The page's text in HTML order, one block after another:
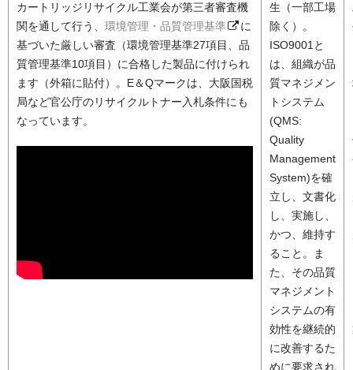
カートリッジリサイクル工業会が第三者審査機
関を通して行う、 環境管理・品質管理基準
に
基づいた厳しい審査（環境管理基準27項目、品
質管理基準10項目）に合格した製品に付けられ
ます（外箱に貼付）。E＆Qマークは、大阪国税
局など官公庁のリサイクルトナー入札条件にも
なっています。
生（一部工場
除く）。
ISO9001と
は、組織が品
質マネジメン
トシステム
(QMS:
Quality
Management
System)を確
立し、文書化
し、実施し、
かつ、維持す
ること。ま
た、その品質
マネジメント
システムの有
効性を継続的
に改善するた
めに要求され